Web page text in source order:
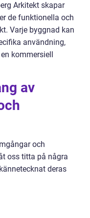
Arkitekt skapar
de funktionella och
Varje byggnad kan
användning,
kommersiell
av
och
oss titta på några
deras